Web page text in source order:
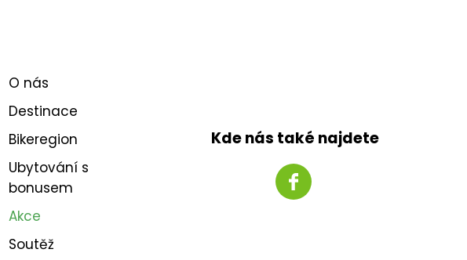
O nás
Destinace
Bikeregion
Ubytování s
bonusem
Akce
Soutěž
Kde nás také najdete